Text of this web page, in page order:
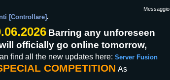
[Controllare].
Messaggio
Barring any unforeseen
officially go online tomorrow,
find all the new updates here: Server Fusion
COMPETITION As